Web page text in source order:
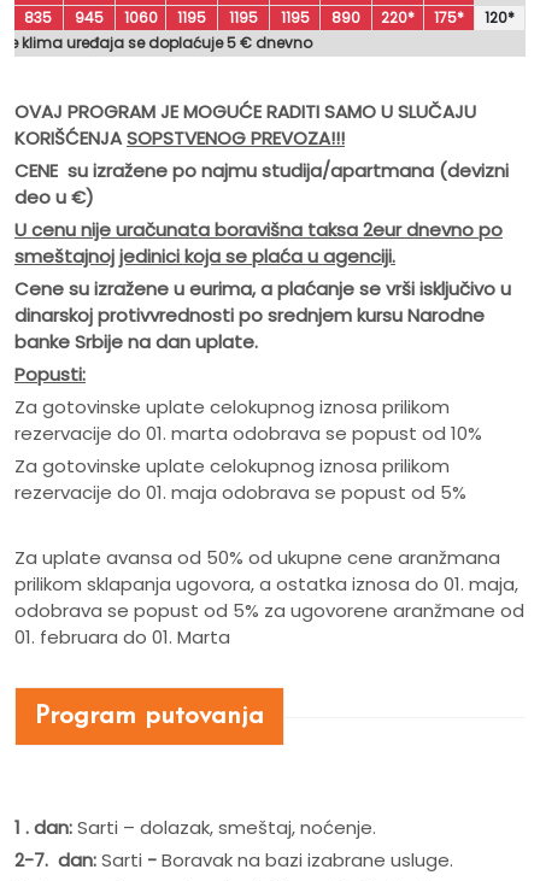
835
945 1060 1195 1195 1195 890 220* 175*
120*
klima uređaja se doplaćuje 5 € dnevno
OVAJ PROGRAM JE MOGUĆE RADITI SAMO U SLUČAJU
KORIŠĆENJASOPSTVENOG PREVOZA!!!
CENE su izražene po najmu studija/apartmana (devizni
deo u€)
U cenu nije uračunata boravišna taksa 2eur dnevno po
smeštajnoj jedinici koja se plaća u agenciji.
Cene su izražene u eurima, a plaćanje se vrši isključivo u
dinarskoj protivvrednosti po srednjem kursu Narodne
banke Srbije na dan uplate.
Popusti:
Za gotovinske uplate celokupnog iznosa prilikom
rezervacije do 01. marta odobrava se popust od 10%
Za gotovinske uplate celokupnog iznosa prilikom
rezervacije do 01. maja odobrava se popust od 5%
Za uplate avansa od 50% od ukupne cene aranžmana
prilikom sklapanja ugovora, a ostatka iznosa do 01. maja,
odobrava se popust od 5% za ugovorene aranžmane od
01. februara do 01. Marta
Program putovanja
1 .dan:Sarti – dolazak, smeštaj, noćenje.
2-7. dan:Sarti -Boravak na bazi izabrane usluge.